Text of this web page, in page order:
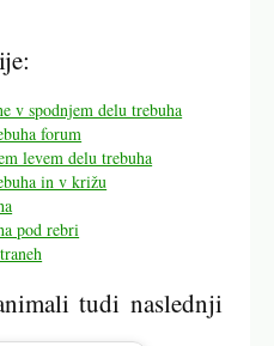
v spodnjem delu trebuha
forum
levem delu trebuha
in v križu
pod rebri
tudi naslednji